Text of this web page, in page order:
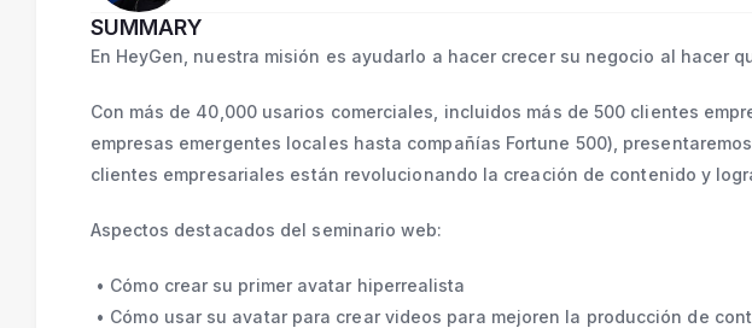
SUMMARY
En HeyGen, nuestra misión es ayudarlo a hacer crecer su negocio al hacer
Con más de 40,000 usarios comerciales, incluidos más de 500 clientes
empresas emergentes locales hasta compañías Fortune 500),
clientes empresariales están revolucionando la creación de contenido y
Aspectos destacados del seminario web:
Cómo crear su primer avatar hiperrealista
Cómo usar su avatar para crear videos para mejoren la producción de